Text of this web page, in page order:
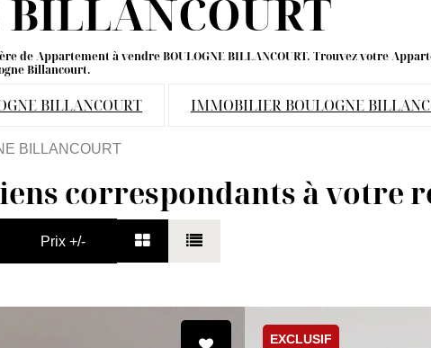
de Appartement à vendre BOULOGNE BILLANCOURT. Trouvez votre
Billancourt.
BILLANCOURT IMMOBILIER BOULOGNE
BILLANCOURT
correspondants à votre
Prix +/-
EXCLUSIF